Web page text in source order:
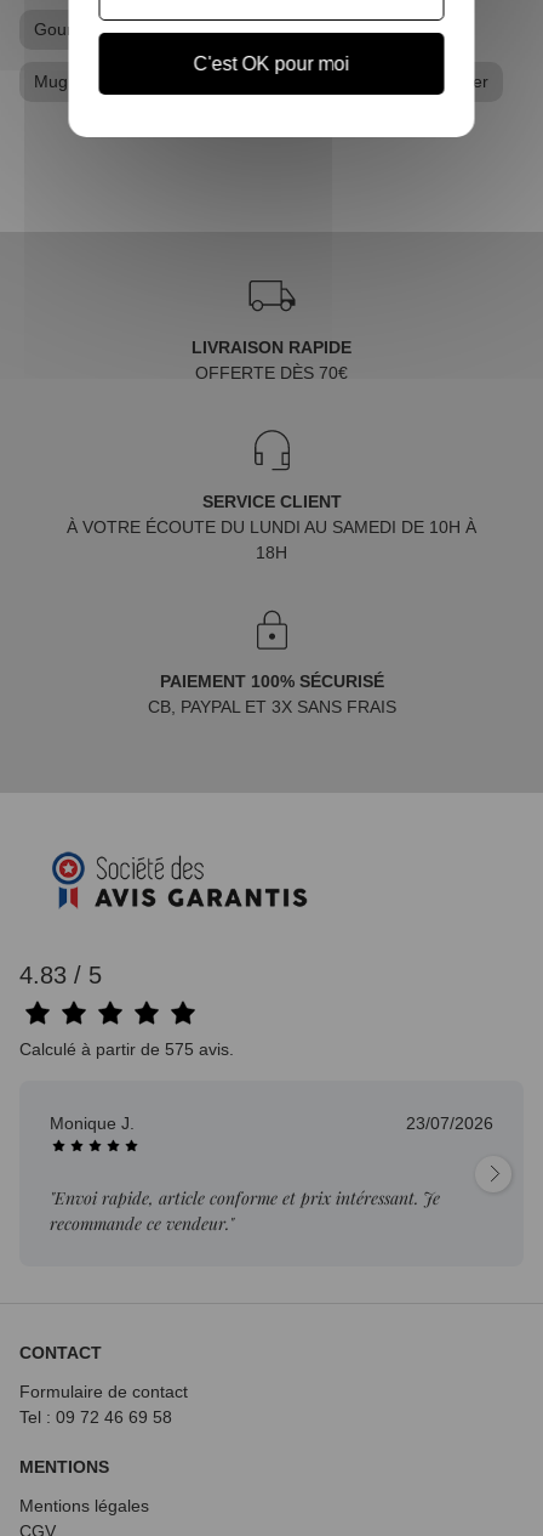
Gourde Gourde Harry Potter
Mug / Tasse Harry Potter Produits dérivés Harry Potter
LIVRAISON RAPIDE
OFFERTE DÈS 70€
SERVICE CLIENT
À VOTRE ÉCOUTE DU LUNDI AU SAMEDI DE 10H À
18H
PAIEMENT 100% SÉCURISÉ
CB, PAYPAL ET 3X SANS FRAIS
4.83 / 5
Calculé à partir de 575 avis.
Monique J. 23/07/2026
"Envoi rapide, article conforme et prix intéressant. Je
recommande ce vendeur."
CONTACT
Formulaire de contact
Tel : 09 72 46 69 58
MENTIONS
Mentions légales
CGV
C'est OK pour moi